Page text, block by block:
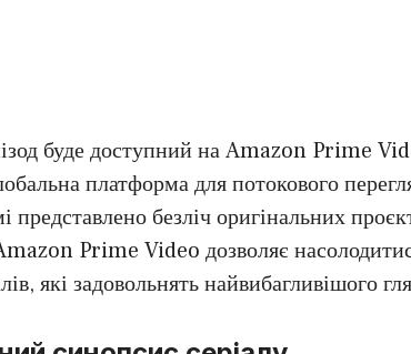
буде доступний на Amazon Prime
платформа для потокового
представлено безліч оригінальних
Prime Video дозволяє
які задовольнять найвибагливішого